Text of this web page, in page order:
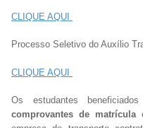
CLIQUE AQUI
Processo Seletivo do Auxílio
CLIQUE AQUI
Os estudantes
comprovantes de matrícula